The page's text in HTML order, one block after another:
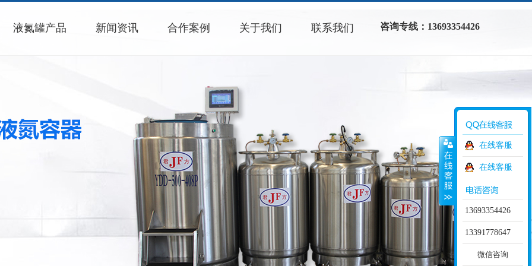
液氮罐产品 新闻资讯 合作案例 关于我们 联系我们 咨询专线：13693354426
在线客服
在线客服
13693354426
13391778647
微信咨询